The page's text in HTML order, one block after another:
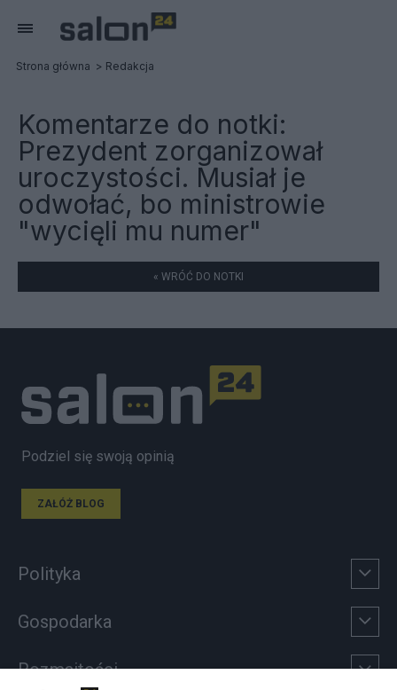
Strona główna Redakcja
Komentarze do notki:
Prezydent zorganizował
uroczystości. Musiał je
odwołać, bo ministrowie
"wycięli mu numer"
« WRÓĆ DO NOTKI
Podziel się swoją opinią
ZAŁÓŻ BLOG
Polityka
Gospodarka
Rozmaitości